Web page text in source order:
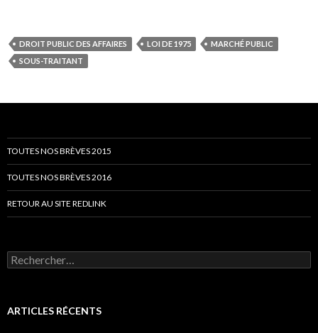
DROIT PUBLIC DES AFFAIRES LOI DE 1975
MARCHÉ PUBLIC
SOUS-TRAITANT
TOUTES NOS BRÈVES 2015
TOUTES NOS BRÈVES 2016
RETOUR AU SITE REDLINK
Rechercher :
ARTICLES RÉCENTS